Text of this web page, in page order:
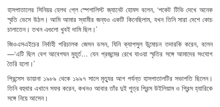
হাসপাতালের সিনিয়র হেলথ প্লে স্পেশালিস্ট জ্যানেট হোমস বলেন, ‘পকেট টিভি দেখে অনেক
স্মৃতি ভেসে উঠল। আমি আমার স্বামীর জন্যও একটি কিনেছিলাম, যখন তিনি সারা দেশে কোচ
চালাতেন। তখন এগুলো খুবই দামি ছিল।’
জিওএসএইচের নির্বাহী পরিচালক জেসন ডসন, যিনি ক্যাপসুল উন্মোচন তদারকি করেন, বলেন
—‘এটি ছিল বেশ আবেগঘন মুহূর্ত… যেন প্রজন্মের রেখে যাওয়া স্মৃতির সঙ্গে আমাদের সংযোগ
তৈরি হলো।’
প্রিন্সেস ডায়ানা ১৯৮৯ থেকে ১৯৯৭ সালে মৃত্যুর আগ পর্যন্ত হাসপাতালটির সভাপতি ছিলেন।
তিনি বহুবার এখানে সফর করেন, কখনও আবার তাঁর দুই পুত্র প্রিন্স উইলিয়াম ও প্রিন্স হ্যারিকে
সঙ্গে নিয়ে আসেন।